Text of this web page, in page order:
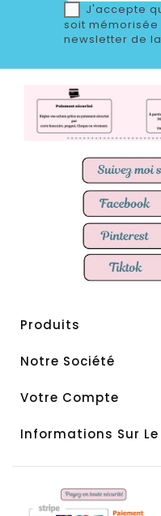
J'accepte
soit
newsletter de
Produits
Notre Société
Votre Compte
Informations Sur